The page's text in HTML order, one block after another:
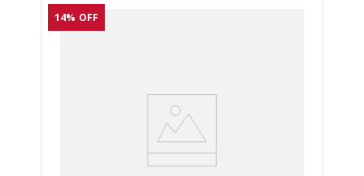
14% OFF